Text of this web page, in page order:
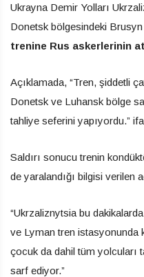
Ukrayna Demir Yolları
Donetsk bölgesindeki
trenine Rus askerlerinin
Açıklamada, “Tren, şiddetli
Donetsk ve Luhansk bölge
tahliye seferini yapıyordu.”
Saldırı sonucu trenin
de yaralandığı bilgisi verilen
“Ukrzaliznytsia bu
ve Lyman tren istasyonunda
çocuk da dahil tüm yolcuları
sarf ediyor.”